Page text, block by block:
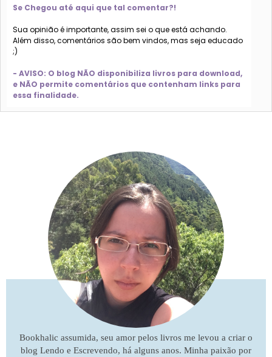
Se Chegou até aqui que tal comentar?!
Sua opinião é importante, assim sei o que está achando.
Além disso, comentários são bem vindos, mas seja educado
;)
- AVISO: O blog NÃO disponibiliza livros para download,
e NÃO permite comentários que contenham links para
essa finalidade.
Bookhalic assumida, seu amor pelos livros me levou a criar o
blog Lendo e Escrevendo, há alguns anos. Minha paixão por